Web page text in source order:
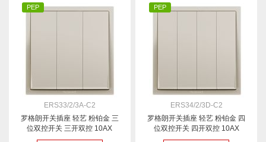
PEP
ERS33/2/3A-C2
罗格朗开关插座 轻艺 粉铂金 三
位双控开关 三开双控 10AX
PEP
ERS34/2/3D-C2
罗格朗开关插座 轻艺 粉铂金 四
位双控开关 四开双控 10AX